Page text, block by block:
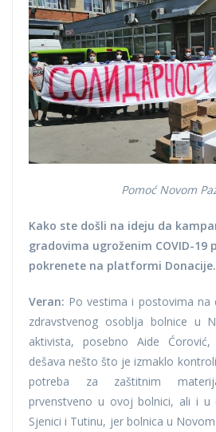
Pomoć Novom
Kako ste došli na ideju da
gradovima ugroženim COVID-19
pokrenete na platformi
Veran: Po vestima i postovima na
zdravstvenog osoblja bolnice u
aktivista, posebno Aide
dešava nešto što je izmaklo
potreba za zaštitnim
prvenstveno u ovoj bolnici, ali i u
Sjenici i Tutinu, jer bolnica u